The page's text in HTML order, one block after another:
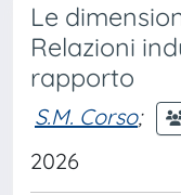
Le
Relazioni
rapporto
S.M. Corso;
2026